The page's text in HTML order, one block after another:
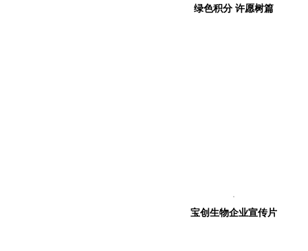
绿色积分 许愿树篇
宝创生物企业宣传片